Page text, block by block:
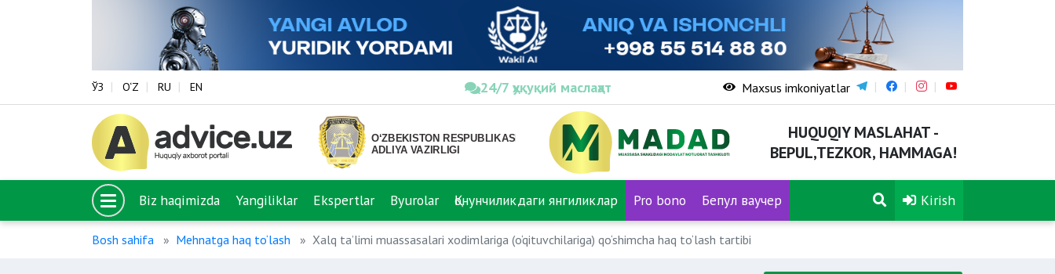
ЎЗ O‘Z RU EN 24/7 ҳуқуқий маслаҳат Maxsus imkoniyatlar
HUQUQIY MASLAHAT -
BEPUL,TEZKOR, HAMMAGA!
Biz haqimizda Yangiliklar Ekspertlar Byurolar Қонунчиликдаги янгиликлар Pro bono Бепул ваучер Kirish
Bosh sahifa Mehnatga haq to‘lash Xalq ta’limi muassasalari xodimlariga (o‘qituvchilariga) qo‘shimcha haq to‘lash tartibi